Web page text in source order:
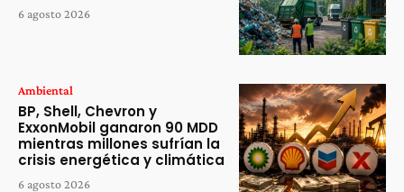
6 agosto 2026
Ambiental
BP, Shell, Chevron y
ExxonMobil ganaron 90 MDD
mientras millones sufrían la
crisis energética y climática
6 agosto 2026